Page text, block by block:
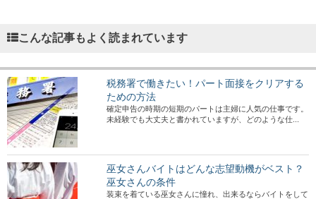
こんな記事もよく読まれています
税務署で働きたい！パート面接をクリアする
ための方法
確定申告の時期の短期のパートは主婦に人気の仕事です。
未経験でも大丈夫と書かれていますが、どのような仕...
巫女さんバイトはどんな志望動機がベスト？
巫女さんの条件
装束を着ている巫女さんに憧れ、出来るならバイトをして